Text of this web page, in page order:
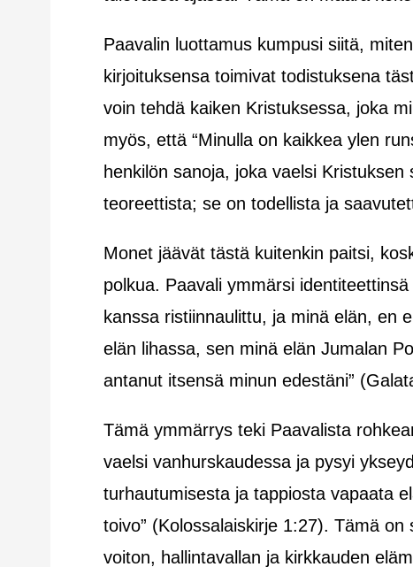
Paavalin luottamus kumpusi siitä,
kirjoituksensa toimivat todistuksena
voin tehdä kaiken Kristuksessa, joka
myös, että “Minulla on kaikkea ylen
henkilön sanoja, joka vaelsi
teoreettista; se on todellista ja
Monet jäävät tästä kuitenkin paitsi,
polkua. Paavali ymmärsi
kanssa ristiinnaulittu, ja minä elän, en
elän lihassa, sen minä elän Jumalan
antanut itsensä minun edestäni”
Tämä ymmärrys teki Paavalista
vaelsi vanhurskaudessa ja pysyi
turhautumisesta ja tappiosta vapaata
toivo” (Kolossalaiskirje 1:27). Tämä
voiton, hallintavallan ja kirkkauden